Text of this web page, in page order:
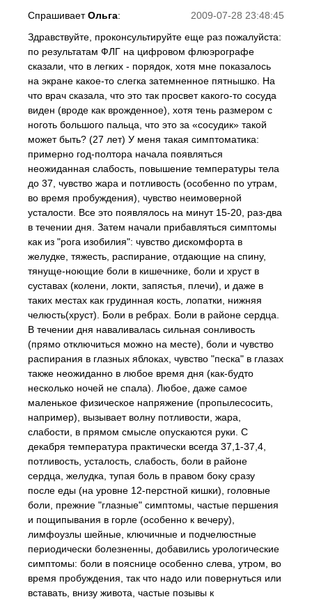
2009-07-28 23:48:45
СпрашиваетОльга:
Здравствуйте, проконсультируйте еще раз пожалуйста:
по результатам ФЛГ на цифровом флюэрографе
сказали, что в легких - порядок, хотя мне показалось
на экране какое-то слегка затемненное пятнышко. На
что врач сказала, что это так просвет какого-то сосуда
виден (вроде как врожденное), хотя тень размером с
ноготь большого пальца, что это за «сосудик» такой
может быть? (27 лет) У меня такая симптоматика:
примерно год-полтора начала появляться
неожиданная слабость, повышение температуры тела
до 37, чувство жара и потливость (особенно по утрам,
во время пробуждения), чувство неимоверной
усталости. Все это появлялось на минут 15-20, раз-два
в течении дня. Затем начали прибавляться симптомы
как из "рога изобилия": чувство дискомфорта в
желудке, тяжесть, распирание, отдающие на спину,
тянуще-ноющие боли в кишечнике, боли и хруст в
суставах (колени, локти, запястья, плечи), и даже в
таких местах как грудинная кость, лопатки, нижняя
челюсть(хруст). Боли в ребрах. Боли в районе сердца.
В течении дня наваливалась сильная сонливость
(прямо отключиться можно на месте), боли и чувство
распирания в глазных яблоках, чувство "песка" в глазах
также неожиданно в любое время дня (как-будто
несколько ночей не спала). Любое, даже самое
маленькое физическое напряжение (пропылесосить,
например), вызывает волну потливости, жара,
слабости, в прямом смысле опускаются руки. С
декабря температура практически всегда 37,1-37,4,
потливость, усталость, слабость, боли в районе
сердца, желудка, тупая боль в правом боку сразу
после еды (на уровне 12-перстной кишки), головные
боли, прежние "глазные" симптомы, частые першения
и пощипывания в горле (особенно к вечеру),
лимфоузлы шейные, ключичные и подчелюстные
периодически болезненны, добавились урологические
симптомы: боли в пояснице особенно слева, утром, во
время пробуждения, так что надо или повернуться или
вставать, внизу живота, частые позывы к